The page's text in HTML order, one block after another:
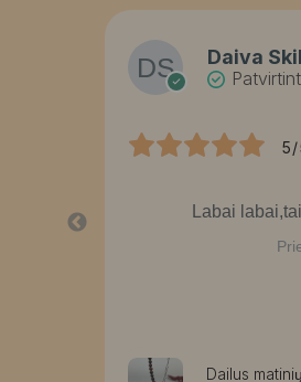
Daiva
5/
Labai
Dailus